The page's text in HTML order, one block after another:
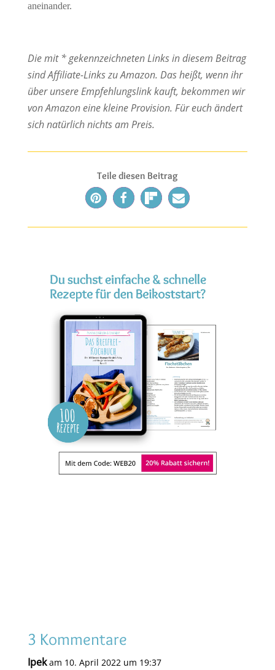
aneinander.
Die mit * gekennzeichneten Links in diesem Beitrag
sind Affiliate-Links zu Amazon. Das heißt, wenn ihr
über unsere Empfehlungslink kauft, bekommen wir
von Amazon eine kleine Provision. Für euch ändert
sich natürlich nichts am Preis.
Teile diesen Beitrag
3 Kommentare
Ipek am 10. April 2022 um 19:37